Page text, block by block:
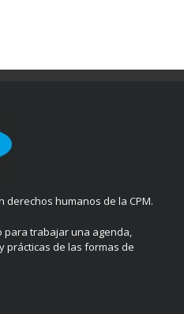
derechos humanos de la CPM.
para trabajar una agenda,
prácticas de las formas de